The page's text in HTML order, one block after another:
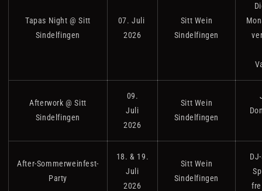
Tapas Night @ Sitt
Sindelfingen
07. Juli
2026
Sitt Wein
Sindelfingen
Afterwork @ Sitt
Sindelfingen
09.
Juli
2026
Sitt Wein
Sindelfingen
After-Sommerweinfest-
Party
18. & 19.
Juli
2026
Sitt Wein
Sindelfingen